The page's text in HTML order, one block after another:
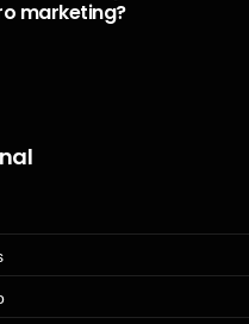
marketing?